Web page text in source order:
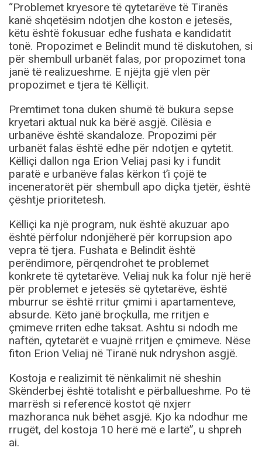
“Problemet kryesore të qytetarëve të Tiranës
kanë shqetësim ndotjen dhe koston e jetesës,
këtu është fokusuar edhe fushata e kandidatit
tonë. Propozimet e Belindit mund të diskutohen, si
për shembull urbanët falas, por propozimet tona
janë të realizueshme. E njëjta gjë vlen për
propozimet e tjera të Këlliçit.
Premtimet tona duken shumë të bukura sepse
kryetari aktual nuk ka bërë asgjë. Cilësia e
urbanëve është skandaloze. Propozimi për
urbanët falas është edhe për ndotjen e qytetit.
Këlliçi dallon nga Erion Veliaj pasi ky i fundit
paratë e urbanëve falas kërkon t’i çojë te
inceneratorët për shembull apo diçka tjetër, është
çështje prioritetesh.
Këlliçi ka një program, nuk është akuzuar apo
është përfolur ndonjëherë për korrupsion apo
vepra të tjera. Fushata e Belindit është
perëndimore, përqendrohet te problemet
konkrete të qytetarëve. Veliaj nuk ka folur një herë
për problemet e jetesës së qytetarëve, është
mburrur se është rritur çmimi i apartamenteve,
absurde. Këto janë broçkulla, me rritjen e
çmimeve rriten edhe taksat. Ashtu si ndodh me
naftën, qytetarët e vuajnë rritjen e çmimeve. Nëse
fiton Erion Veliaj në Tiranë nuk ndryshon asgjë.
Kostoja e realizimit të nënkalimit në sheshin
Skënderbej është totalisht e përballueshme. Po të
marrësh si referencë kostot që nxjerr
mazhoranca nuk bëhet asgjë. Kjo ka ndodhur me
rrugët, del kostoja 10 herë më e lartë”, u shpreh
ai.